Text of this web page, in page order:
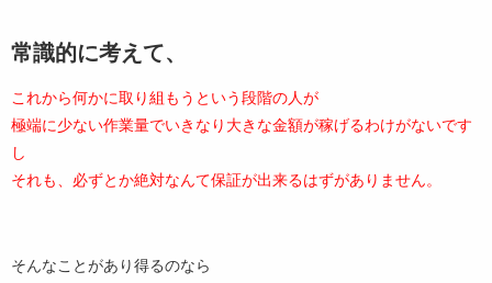
常識的に考えて、
これから何かに取り組もうという段階の人が
極端に少ない作業量でいきなり大きな金額が稼げるわけがないです
し
それも、必ずとか絶対なんて保証が出来るはずがありません。
そんなことがあり得るのなら